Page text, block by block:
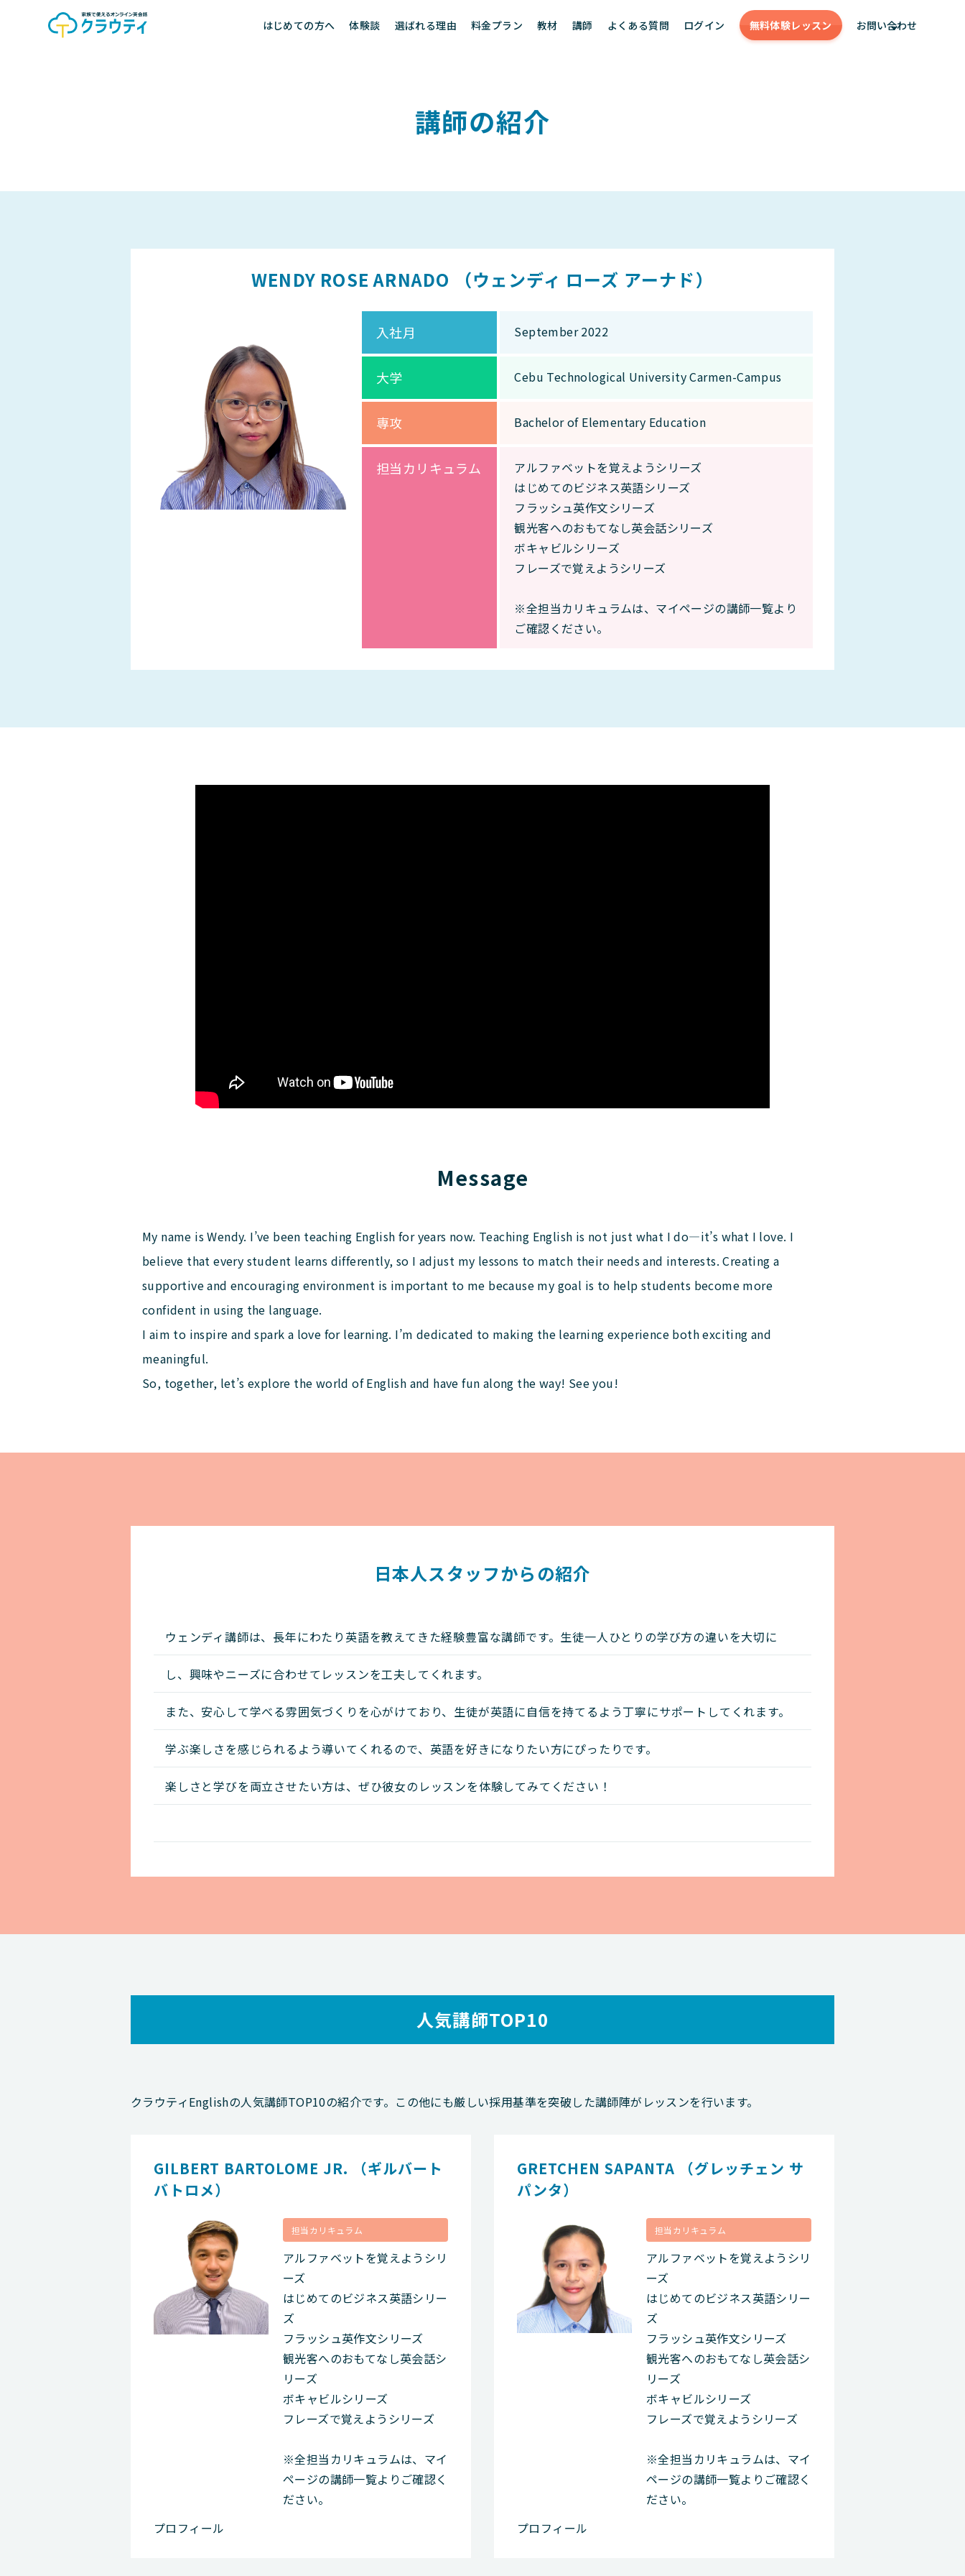
はじめての方へ 体験談 選ばれる理由 料金プラン 教材 講師 よくある質問 ログイン 無料体験レッスン お問い合わせ
講師の紹介
WENDY ROSE ARNADO （ウェンディ ローズ アーナド）
入社月 September 2022
大学 Cebu Technological University Carmen-Campus
専攻 Bachelor of Elementary Education
担当カリキュラム
アルファベットを覚えようシリーズ
はじめてのビジネス英語シリーズ
フラッシュ英作文シリーズ
観光客へのおもてなし英会話シリーズ
ボキャビルシリーズ
フレーズで覚えようシリーズ
※全担当カリキュラムは、マイページの講師一覧より
ご確認ください。
Message
My name is Wendy. I’ve been teaching English for years now. Teaching English is not just what I do—it’s what I love. I
believe that every student learns differently, so I adjust my lessons to match their needs and interests. Creating a
supportive and encouraging environment is important to me because my goal is to help students become more
confident in using the language.
I aim to inspire and spark a love for learning. I’m dedicated to making the learning experience both exciting and
meaningful.
So, together, let’s explore the world of English and have fun along the way! See you!
日本人スタッフからの紹介
ウェンディ講師は、長年にわたり英語を教えてきた経験豊富な講師です。生徒一人ひとりの学び方の違いを大切に
し、興味やニーズに合わせてレッスンを工夫してくれます。
また、安心して学べる雰囲気づくりを心がけており、生徒が英語に自信を持てるよう丁寧にサポートしてくれます。
学ぶ楽しさを感じられるよう導いてくれるので、英語を好きになりたい方にぴったりです。
楽しさと学びを両立させたい方は、ぜひ彼女のレッスンを体験してみてください！
人気講師TOP10
クラウティEnglishの人気講師TOP10の紹介です。この他にも厳しい採用基準を突破した講師陣がレッスンを行います。
GILBERT BARTOLOME JR. （ギルバート
バトロメ）
担当カリキュラム
アルファベットを覚えようシリ
ーズ
はじめてのビジネス英語シリー
ズ
フラッシュ英作文シリーズ
観光客へのおもてなし英会話シ
リーズ
ボキャビルシリーズ
フレーズで覚えようシリーズ
※全担当カリキュラムは、マイ
ページの講師一覧よりご確認く
ださい。
プロフィール
GRETCHEN SAPANTA （グレッチェン サ
パンタ）
担当カリキュラム
アルファベットを覚えようシリ
ーズ
はじめてのビジネス英語シリー
ズ
フラッシュ英作文シリーズ
観光客へのおもてなし英会話シ
リーズ
ボキャビルシリーズ
フレーズで覚えようシリーズ
※全担当カリキュラムは、マイ
ページの講師一覧よりご確認く
ださい。
プロフィール